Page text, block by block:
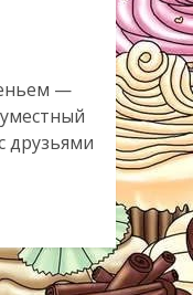
—
друзьями